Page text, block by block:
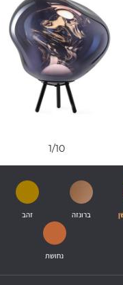
1/10
ברונזה זהב
נחושת